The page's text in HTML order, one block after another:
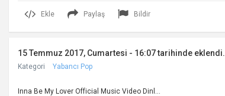
Ekle Paylaş Bildir
15 Temmuz 2017, Cumartesi - 16:07 tarihinde eklendi.
Kategori Yabancı Pop
Inna Be My Lover Official Music Video Dinl...